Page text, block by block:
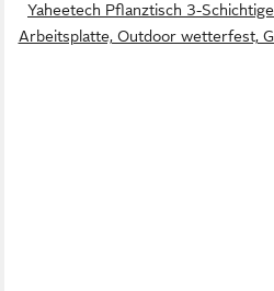
Yaheetech Pflanztisch 3-
Arbeitsplatte, Outdoor wetterfest,